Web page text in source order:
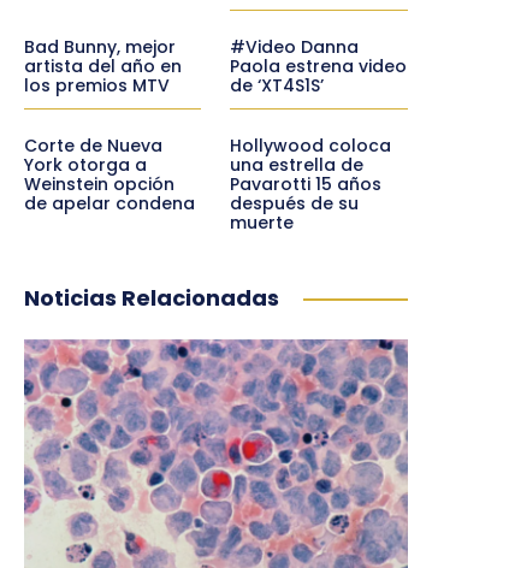
Bad Bunny, mejor
artista del año en
los premios MTV
#Video Danna
Paola estrena video
de ‘XT4S1S’
Corte de Nueva
York otorga a
Weinstein opción
de apelar condena
Hollywood coloca
una estrella de
Pavarotti 15 años
después de su
muerte
Noticias Relacionadas